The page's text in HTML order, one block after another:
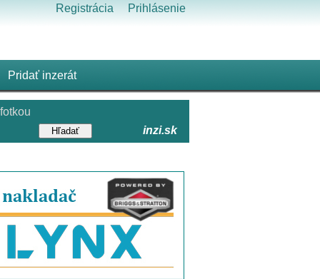
Registrácia Prihlásenie
Pridať inzerát
inzi.sk